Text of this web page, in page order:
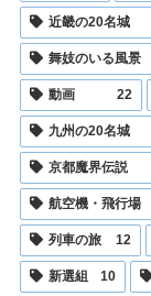
近畿の20名城
舞妓のいる風景
動画 22
九州の20名城
京都魔界伝説
航空機・飛行場
列車の旅 12
新選組 10